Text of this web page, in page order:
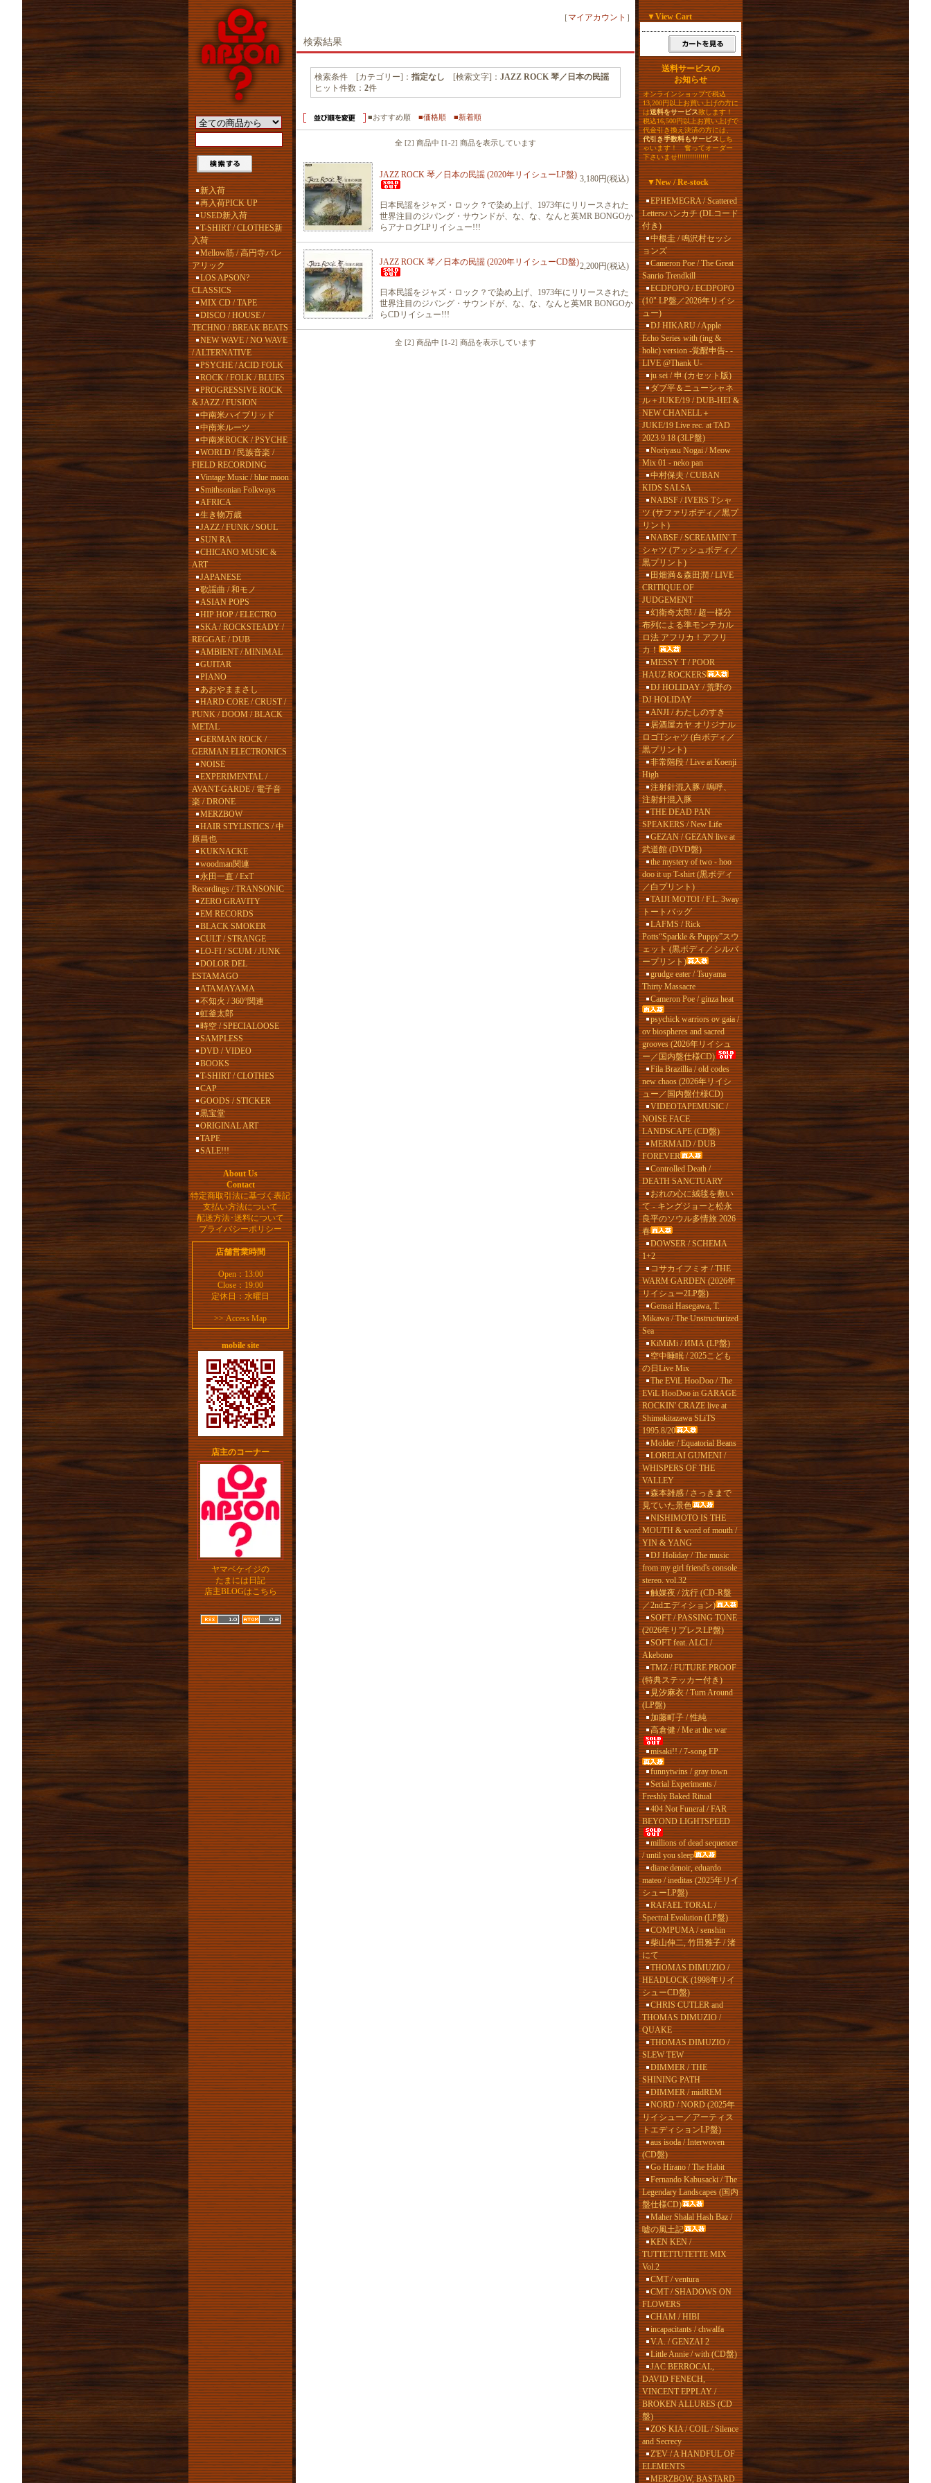
新入荷
再入荷PICK UP
USED新入荷
T-SHIRT / CLOTHES新
入荷
Mellow筋 / 高円寺バレ
アリック
LOS APSON?
CLASSICS
MIX CD / TAPE
DISCO / HOUSE /
TECHNO / BREAK BEATS
NEW WAVE / NO WAVE
/ ALTERNATIVE
PSYCHE / ACID FOLK
ROCK / FOLK / BLUES
PROGRESSIVE ROCK
& JAZZ / FUSION
中南米ハイブリッド
中南米ルーツ
中南米ROCK / PSYCHE
WORLD / 民族音楽 /
FIELD RECORDING
Vintage Music / blue moon
Smithsonian Folkways
AFRICA
生き物万歳
JAZZ / FUNK / SOUL
SUN RA
CHICANO MUSIC &
ART
JAPANESE
歌謡曲 / 和モノ
ASIAN POPS
HIP HOP / ELECTRO
SKA / ROCKSTEADY /
REGGAE / DUB
AMBIENT / MINIMAL
GUITAR
PIANO
あおやままさし
HARD CORE / CRUST /
PUNK / DOOM / BLACK
METAL
GERMAN ROCK /
GERMAN ELECTRONICS
NOISE
EXPERIMENTAL /
AVANT-GARDE / 電子音
楽 / DRONE
MERZBOW
HAIR STYLISTICS / 中
原昌也
KUKNACKE
woodman関連
永田一直 / ExT
Recordings / TRANSONIC
ZERO GRAVITY
EM RECORDS
BLACK SMOKER
CULT / STRANGE
LO-FI / SCUM / JUNK
DOLOR DEL
ESTAMAGO
ATAMAYAMA
不知火 / 360°関連
虹釜太郎
時空 / SPECIALOOSE
SAMPLESS
DVD / VIDEO
BOOKS
T-SHIRT / CLOTHES
CAP
GOODS / STICKER
黒宝堂
ORIGINAL ART
TAPE
SALE!!!
About Us
Contact
特定商取引法に基づく表記
支払い方法について
配送方法･送料について
プライバシーポリシー
店舗営業時間
Open：13:00
Close：19:00
定休日：水曜日
>>Access Map
mobile site
店主のコーナー
ヤマベケイジの
たまには日記
店主BLOGはこちら
［ マイアカウント ］
検索結果
検索条件 [カテゴリー]： 指定なし [検索文字]： JAZZ ROCK 琴／日本の民謡
ヒット件数： 2件
■おすすめ順 ■価格順 ■新着順
全 [2] 商品中 [1-2] 商品を表示しています
JAZZ ROCK 琴／日本の民謡 (2020年リイシューLP盤) 3,180円(税込)
日本民謡をジャズ・ロック？で染め上げ、1973年にリリースされた
世界注目のジパング・サウンドが、な、な、なんと英MR BONGOか
らアナログLPリイシュー!!!
JAZZ ROCK 琴／日本の民謡 (2020年リイシューCD盤)2,200円(税込)
日本民謡をジャズ・ロック？で染め上げ、1973年にリリースされた
世界注目のジパング・サウンドが、な、な、なんと英MR BONGOか
らCDリイシュー!!!
全 [2] 商品中 [1-2] 商品を表示しています
▼View Cart
送料サービスの
お知らせ
オンラインショップで税込
13,200円以上お買い上げの方に
は送料をサービス致します！
税込16,500円以上お買い上げで
代金引き換え決済の方には、
代引き手数料もサービスしち
ゃいます！ 奮ってオーダー
下さいませ!!!!!!!!!!!!!!!
▼New / Re-stock
EPHEMEGRA / Scattered
Lettersハンカチ (DLコード
付き)
中根圭 / 鳴沢村セッシ
ョンズ
Cameron Poe / The Great
Sanrio Trendkill
ECDPOPO / ECDPOPO
(10" LP盤／2026年リイシ
ュー)
DJ HIKARU / Apple
Echo Series with (ing &
holic) version -覚醒申告- -
LIVE @Thank U-
ju sei / 申 (カセット版)
ダブ平＆ニューシャネ
ル＋JUKE/19 / DUB-HEI &
NEW CHANELL＋
JUKE/19 Live rec. at TAD
2023.9.18 (3LP盤)
Noriyasu Nogai / Meow
Mix 01 - neko pan
中村保夫 / CUBAN
KIDS SALSA
NABSF / IVERS Tシャ
ツ (サファリボディ／黒プ
リント)
NABSF / SCREAMIN' T
シャツ (アッシュボディ／
黒プリント)
田畑満＆森田潤 / LIVE
CRITIQUE OF
JUDGEMENT
幻衛奇太郎 / 超一様分
布列による準モンテカル
ロ法 アフリカ！アフリ
カ！
MESSY T / POOR
HAUZ ROCKERS
DJ HOLIDAY / 荒野の
DJ HOLIDAY
ANJI / わたしのすき
居酒屋カヤ オリジナル
ロゴTシャツ (白ボディ／
黒プリント)
非常階段 / Live at Koenji
High
注射針混入豚 / 嗚呼、
注射針混入豚
THE DEAD PAN
SPEAKERS / New Life
GEZAN / GEZAN live at
武道館 (DVD盤)
the mystery of two - hoo
doo it up T-shirt (黒ボディ
／白プリント)
TAIJI MOTOI / F.L. 3way
トートバッグ
LAFMS / Rick
Potts“Sparkle & Puppy”スウ
ェット (黒ボディ／シルバ
ープリント)
grudge eater / Tsuyama
Thirty Massacre
Cameron Poe / ginza heat
psychick warriors ov gaia /
ov biospheres and sacred
grooves (2026年リイシュ
ー／国内盤仕様CD)
Fila Brazillia / old codes
new chaos (2026年リイシ
ュー／国内盤仕様CD)
VIDEOTAPEMUSIC /
NOISE FACE
LANDSCAPE (CD盤)
MERMAID / DUB
FOREVER
Controlled Death /
DEATH SANCTUARY
おれの心に絨毯を敷い
て - キングジョーと松永
良平のソウル多情旅 2026
春
DOWSER / SCHEMA
1+2
コサカイフミオ / THE
WARM GARDEN (2026年
リイシュー2LP盤)
Gensai Hasegawa, T.
Mikawa / The Unstructurized
Sea
KiMiMi / ИМА (LP盤)
空中睡眠 / 2025こども
の日Live Mix
The EViL HooDoo / The
EViL HooDoo in GARAGE
ROCKIN' CRAZE live at
Shimokitazawa SLiTS
1995.8/20
Molder / Equatorial Beans
LORELAI GUMENI /
WHISPERS OF THE
VALLEY
森本雑感 / さっきまで
見ていた景色
NISHIMOTO IS THE
MOUTH & word of mouth /
YIN & YANG
DJ Holiday / The music
from my girl friend's console
stereo. vol.32
触媒夜 / 沈行 (CD-R盤
／2ndエディション)
SOFT / PASSING TONE
(2026年リプレスLP盤)
SOFT feat. ALCI /
Akebono
TMZ / FUTURE PROOF
(特典ステッカー付き)
見汐麻衣 / Turn Around
(LP盤)
加藤町子 / 性純
高倉健 / Me at the war
misaki!! / 7-song EP
funnytwins / gray town
Serial Experiments /
Freshly Baked Ritual
404 Not Funeral / FAR
BEYOND LIGHTSPEED
millions of dead sequencer
/ until you sleep
diane denoir, eduardo
mateo / ineditas (2025年リイ
シューLP盤)
RAFAEL TORAL /
Spectral Evolution (LP盤)
COMPUMA / senshin
柴山伸二, 竹田雅子 / 渚
にて
THOMAS DIMUZIO /
HEADLOCK (1998年リイ
シューCD盤)
CHRIS CUTLER and
THOMAS DIMUZIO /
QUAKE
THOMAS DIMUZIO /
SLEW TEW
DIMMER / THE
SHINING PATH
DIMMER / midREM
NORD / NORD (2025年
リイシュー／アーティス
トエディションLP盤)
aus isoda / Interwoven
(CD盤)
Go Hirano / The Habit
Fernando Kabusacki / The
Legendary Landscapes (国内
盤仕様CD)
Maher Shalal Hash Baz /
嘘の風土記
KEN KEN /
TUTTETTUTETTE MIX
Vol.2
CMT / ventura
CMT / SHADOWS ON
FLOWERS
CHAM / HIBI
incapacitants / chwalfa
V.A. / GENZAI 2
Little Annie / with (CD盤)
JAC BERROCAL,
DAVID FENECH,
VINCENT EPPLAY /
BROKEN ALLURES (CD
盤)
ZOS KIA / COIL / Silence
and Secrecy
Z'EV / A HANDFUL OF
ELEMENTS
MERZBOW, BASTARD